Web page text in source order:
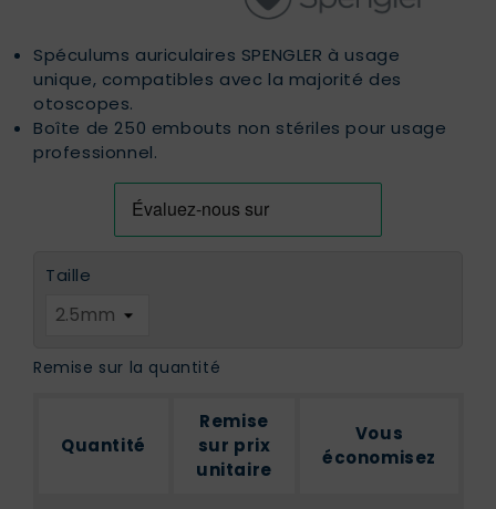
Spéculums auriculaires SPENGLER à usage
unique, compatibles avec la majorité des
otoscopes.
Boîte de 250 embouts non stériles pour usage
professionnel.
Taille
Remise sur la quantité
Quantité
Remise
sur prix
unitaire
Vous
économisez